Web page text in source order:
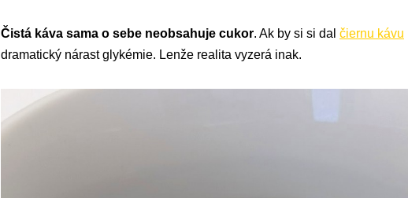
Čistá káva sama o sebe neobsahuje cukor. Ak by si si dal čiernu kávu
dramatický nárast glykémie. Lenže realita vyzerá inak.